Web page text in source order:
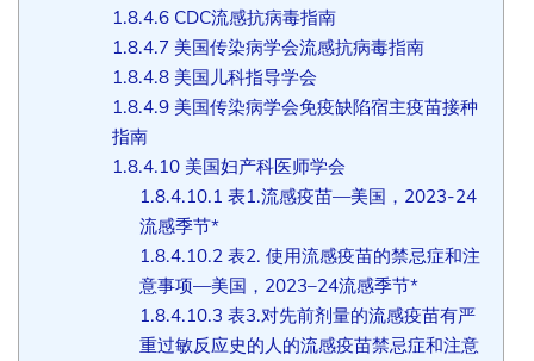
1.8.4.6 CDC流感抗病毒指南
1.8.4.7 美国传染病学会流感抗病毒指南
1.8.4.8 美国儿科指导学会
1.8.4.9 美国传染病学会免疫缺陷宿主疫苗接种
指南
1.8.4.10 美国妇产科医师学会
1.8.4.10.1 表1.流感疫苗—美国，2023-24
流感季节*
1.8.4.10.2 表2. 使用流感疫苗的禁忌症和注
意事项—美国，2023–24流感季节*
1.8.4.10.3 表3.对先前剂量的流感疫苗有严
重过敏反应史的人的流感疫苗禁忌症和注意